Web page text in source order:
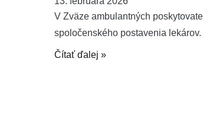
V Zväze ambulantných
spoločenského postavenia
Čítať ďalej »